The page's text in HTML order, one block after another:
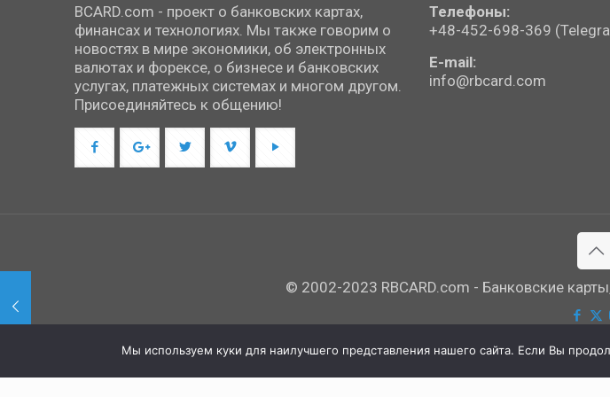
BCARD.com - проект о банковских картах,
финансах и технологиях. Мы также говорим о
новостях в мире экономики, об электронных
валютах и форексе, о бизнесе и банковских
услугах, платежных системах и многом другом.
Присоединяйтесь к общению!
Телефоны:
+48-452-698-369
E-mail:
info@rbcard.com
© 2002-2023 RBCARD.com - Банковские
Мы используем куки для наилучшего представления нашего сайта. Если Вы